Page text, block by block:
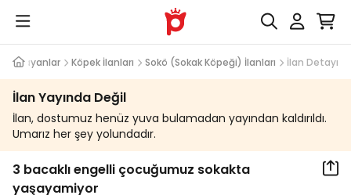
Arayanlar Köpek İlanları Sokö (Sokak Köpeği) İlanları İlan Detayı
İlan Yayında Değil
İlan, dostumuz henüz yuva bulamadan yayından kaldırıldı.
Umarız her şey yolundadır.
3 bacaklı engelli çocuğumuz sokakta
yaşayamiyor